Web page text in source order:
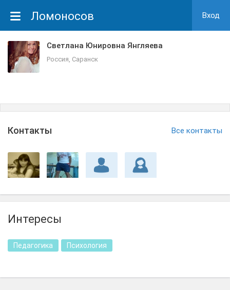
Ломоносов Вход
Светлана Юнировна Янгляева
Россия, Саранск
Контакты Все контакты
Интересы
Педагогика Психология